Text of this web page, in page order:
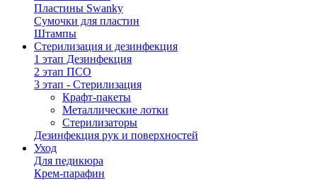
Пластины Swanky
Сумочки для пластин
Штампы
Стерилизация и дезинфекция
1 этап Дезинфекция
2 этап ПСО
3 этап - Стерилизация
Крафт-пакеты
Металлические лотки
Стерилизаторы
Дезинфекция рук и поверхностей
Уход
Для педикюра
Крем-парафин